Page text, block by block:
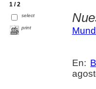
1 / 2
select
print
En: